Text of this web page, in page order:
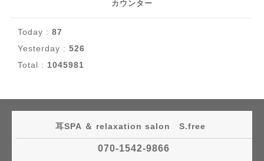
カウンター
Today : 87
Yesterday : 526
Total : 1045981
耳SPA ＆ relaxation salon S.free
070-1542-9866